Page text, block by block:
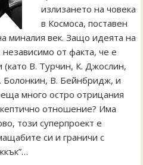
излизането на човека
в Космоса, поставен
миналия век. Защо идеята на
от факта, че е
В. Турчин, К. Джослин,
Болонкин, В. Бейнбридж, и
много остро отрицания
отношение? Има
този суперпроект е
си и граничи с